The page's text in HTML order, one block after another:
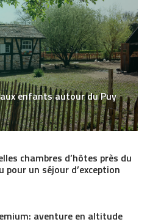
enfants autour du Puy
chambres d’hôtes près du
pour un séjour d’exception
aventure en altitude